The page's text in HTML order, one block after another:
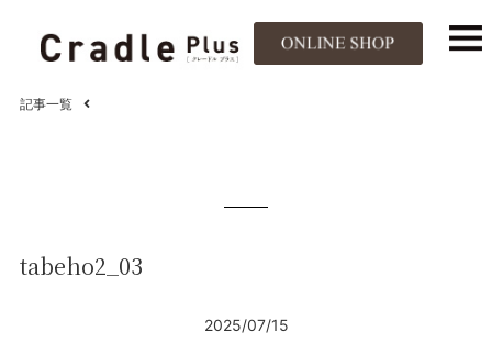
記事一覧
tabeho2_03
2025/07/15